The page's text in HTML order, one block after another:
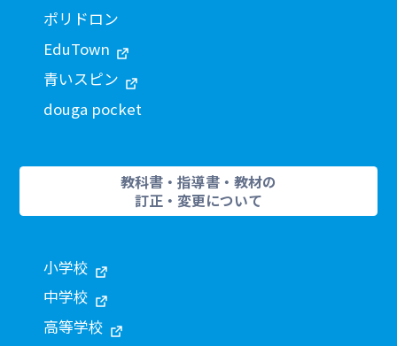
ポリドロン
EduTown
青いスピン
douga pocket
教科書・指導書・教材の
訂正・変更について
小学校
中学校
高等学校